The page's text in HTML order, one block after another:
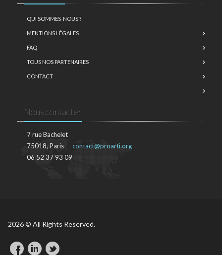
QUI SOMMES-NOUS ?
MENTIONS LÉGALES
FAQ
TOUS NOS PARTENAIRES
CONTACT
Nous contacter
7 rue Bachelet
75018, Paris
06 52 37 93 09
contact@proarti.org
2026 © All Rights Reserved.